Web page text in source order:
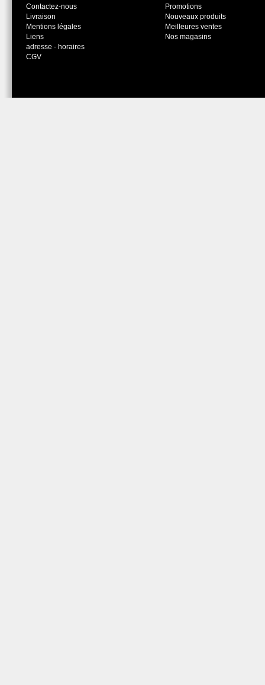
Contactez-nous
Livraison
Mentions légales
Liens
adresse - horaires
CGV
Promotions
Nouveaux produits
Meilleures ventes
Nos magasins